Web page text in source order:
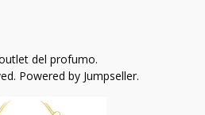
del profumo.
Powered by Jumpseller.